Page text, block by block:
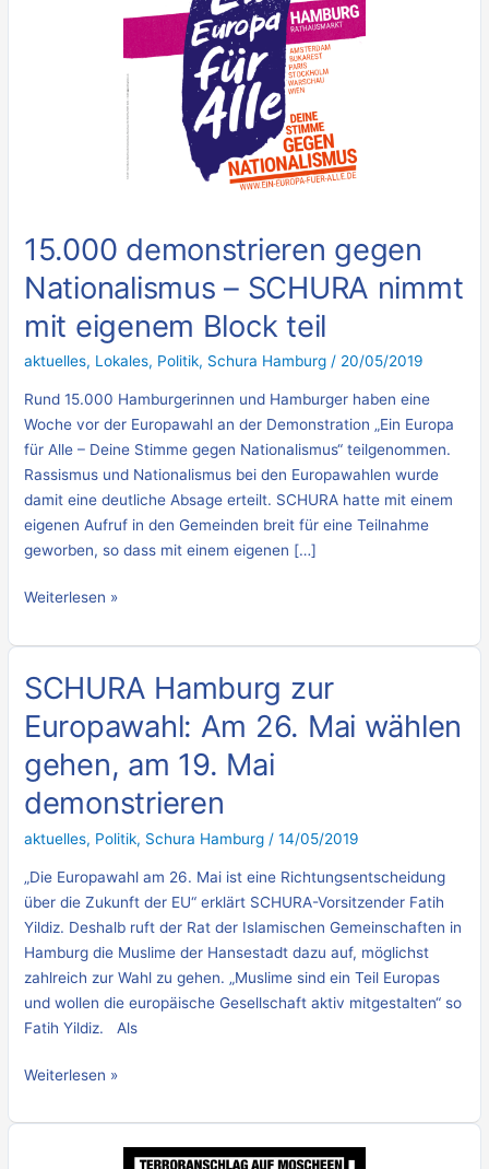
15.000 demonstrieren gegen
Nationalismus – SCHURA nimmt
mit eigenem Block teil
aktuelles, Lokales, Politik, Schura Hamburg / 20/05/2019
Rund 15.000 Hamburgerinnen und Hamburger haben eine
Woche vor der Europawahl an der Demonstration „Ein Europa
für Alle – Deine Stimme gegen Nationalismus“ teilgenommen.
Rassismus und Nationalismus bei den Europawahlen wurde
damit eine deutliche Absage erteilt. SCHURA hatte mit einem
eigenen Aufruf in den Gemeinden breit für eine Teilnahme
geworben, so dass mit einem eigenen […]
Weiterlesen »
SCHURA Hamburg zur
Europawahl: Am 26. Mai wählen
gehen, am 19. Mai
demonstrieren
aktuelles, Politik, Schura Hamburg /14/05/2019
„Die Europawahl am 26. Mai ist eine Richtungsentscheidung
über die Zukunft der EU“ erklärt SCHURA-Vorsitzender Fatih
Yildiz. Deshalb ruft der Rat der Islamischen Gemeinschaften in
Hamburg die Muslime der Hansestadt dazu auf, möglichst
zahlreich zur Wahl zu gehen. „Muslime sind ein Teil Europas
und wollen die europäische Gesellschaft aktiv mitgestalten“ so
Fatih Yildiz. Als
SCHURA
Hamburg
zur
Europawahl:
Am
26.
Mai
gehen,
am
19.
Mai
demonstrieren
Weiterlesen »